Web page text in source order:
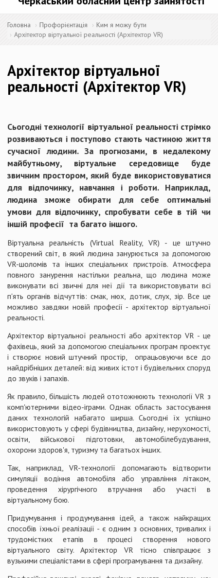
Головна Профорієнтація
Ким я можу бути
Архітектор віртуальної реальності (Архітектор VR)
Архітектор віртуальної
реальності (Архітектор VR)
Сьогодні технології віртуальної реальності стрімко
розвиваються і поступово стають частиною життя
сучасної людини. За прогнозами, в недалекому
майбутньому, віртуальне середовище буде
звичним простором, який буде використовуватися
для відпочинку, навчання і роботи. Наприклад,
людина зможе обирати для себе оптимальні
умови для відпочинку, спробувати себе в тій чи
іншій професії та багато іншого.
Віртуальна реальність (Virtual Reality, VR) - це штучно
створений світ, в який людина занурюється за допомогою
VR-шоломів та інших спеціальних пристроїв. Атмосфера
повного занурення настільки реальна, що людина може
виконувати всі звичні для неї дії та використовувати всі
п'ять органів відчуттів: смак, нюх, дотик, слух, зір. Все це
можливо завдяки новій професії - архітектор віртуальної
реальності.
Архітектор віртуальної реальності або архітектор VR - це
фахівець, який за допомогою спеціальних програм проектує
і створює новий штучний простір, опрацьовуючи все до
найдрібніших деталей: від живих істот і будівельних споруд
до звуків і запахів.
Як правило, більшість людей ототожнюють технології VR з
комп'ютерними відео-іграми. Однак область застосування
даних технологій набагато ширша. Сьогодні їх успішно
використовують у сфері будівництва, дизайну, нерухомості,
освіти, військової підготовки, автомобілебудування,
охорони здоров'я, туризму та багатьох інших.
Так, наприклад, VR-технології допомагають відтворити
симуляції водіння автомобіля або управління літаком,
проведення хірургічного втручання або участі в
віртуальному бою.
Придумування і продумування ідей, а також найкращих
способів їхньої реалізації - є одним з основних, тривалих і
трудомістких етапів в процесі створення нового
віртуального світу. Архітектор VR тісно співпрацює з
вузькими спеціалістами в сфері програмування та дизайну.